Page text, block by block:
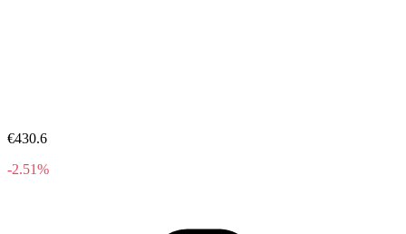
€430.6
-2.51%